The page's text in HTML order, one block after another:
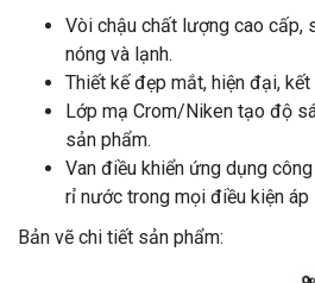
Vòi chậu chất lượng cao
nóng và lạnh.
Thiết kế đẹp mắt, hiện đại, kết
Lớp mạ Crom/Niken tạo độ
sản phẩm.
Van điều khiển ứng dụng
rỉ nước trong mọi điều kiện
Bản vẽ chi tiết sản phẩm: